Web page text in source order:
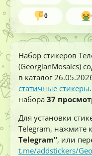
0
Набор стикеров
(GeorgianMosaics)
в каталог
статичные стикеры
набора 37
Для установки
Telegram, нажмите
Telegram", или
t.me/addstickers/